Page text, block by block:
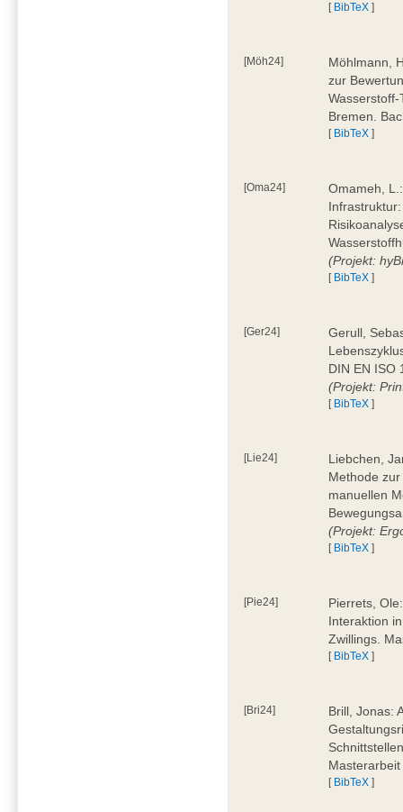
[ BibTeX ]
[Möh24]
Möhlmann,
zur
Bremen.
[ BibTeX ]
[Oma24]
Omameh,
(Projekt:
[ BibTeX ]
[Ger24]
Gerull,
DIN EN ISO
(Projekt:
[ BibTeX ]
[Lie24]
Liebchen,
Methode
manuellen
(Projekt:
[ BibTeX ]
[Pie24]
Pierrets,
Interaktion
Zwillings.
[ BibTeX ]
[Bri24]
Brill, Jonas:
[ BibTeX ]